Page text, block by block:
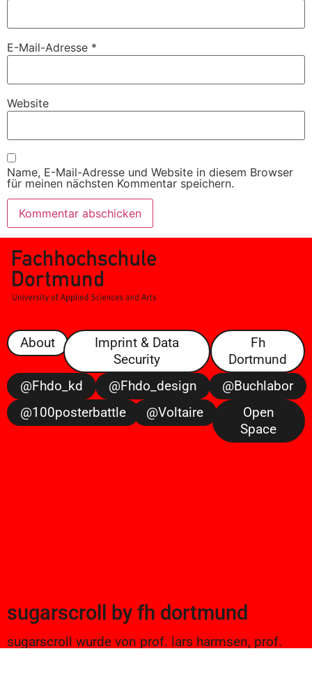
E-Mail-Adresse *
Website
Name, E-Mail-Adresse und Website in diesem Browser
für meinen nächsten Kommentar speichern.
About
Imprint & Data
Security
Fh
Dortmund
@fhdo_kd
@fhdo_design
@buchlabor
@100posterbattle
@voltaire
Open
Space
sugarscroll by fh dortmund
sugarscroll wurde von prof. lars harmsen, prof.